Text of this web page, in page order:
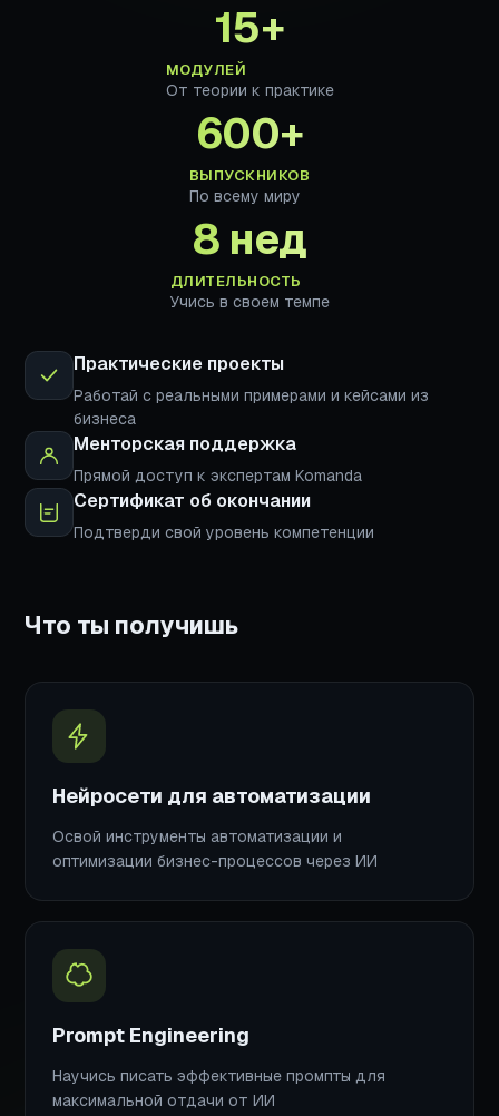
15+
МОДУЛЕЙ
От теории к практике
600+
ВЫПУСКНИКОВ
По всему миру
8 нед
ДЛИТЕЛЬНОСТЬ
Учись в своем темпе
Практические проекты
Работай с реальными примерами и кейсами из
бизнеса
Менторская поддержка
Прямой доступ к экспертам Komanda
Сертификат об окончании
Подтверди свой уровень компетенции
Что ты получишь
Нейросети для автоматизации
Освой инструменты автоматизации и
оптимизации бизнес-процессов через ИИ
Prompt Engineering
Научись писать эффективные промпты для
максимальной отдачи от ИИ